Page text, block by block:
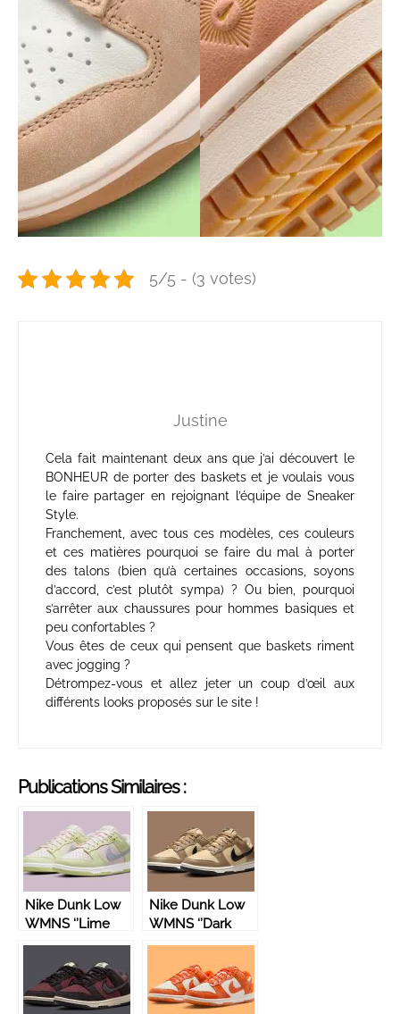
5/5 - (3 votes)
Justine
Cela fait maintenant deux ans que j’ai découvert le
BONHEUR de porter des baskets et je voulais vous
le faire partager en rejoignant l’équipe de Sneaker
Style.
Franchement, avec tous ces modèles, ces couleurs
et ces matières pourquoi se faire du mal à porter
des talons (bien qu’à certaines occasions, soyons
d’accord, c’est plutôt sympa) ? Ou bien, pourquoi
s’arrêter aux chaussures pour hommes basiques et
peu confortables ?
Vous êtes de ceux qui pensent que baskets riment
avec jogging ?
Détrompez-vous et allez jeter un coup d’œil aux
différents looks proposés sur le site !
Publications Similaires :
Nike Dunk Low
WMNS ‘’Lime
Ice’’ – DD1503-
Nike Dunk Low
WMNS ‘’Dark
Driftwood’’ –
DD1503-200